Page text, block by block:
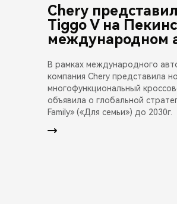
Chery
Tiggo V на
международном
В рамках международного
компания Chery представила
многофункциональный
объявила о глобальной
Family» («Для семьи») до 2030г.